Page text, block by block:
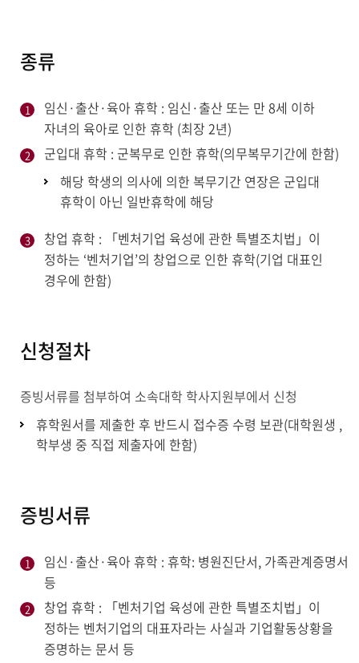
종류
임신·출산·육아 휴학 : 임신·출산 또는 만 8세 이하
자녀의 육아로 인한 휴학 (최장 2년)
군입대 휴학 : 군복무로 인한 휴학(의무복무기간에 한함)
해당 학생의 의사에 의한 복무기간 연장은 군입대
휴학이 아닌 일반휴학에 해당
창업 휴학 : 「벤처기업 육성에 관한 특별조치법」이
정하는 ‘벤처기업’의 창업으로 인한 휴학(기업 대표인
경우에 한함)
신청절차
증빙서류를 첨부하여 소속대학 학사지원부에서 신청
휴학원서를 제출한 후 반드시 접수증 수령 보관(대학원생 ,
학부생 중 직접 제출자에 한함)
증빙서류
임신·출산·육아 휴학 : 휴학: 병원진단서, 가족관계증명서
등
창업 휴학 : 「벤처기업 육성에 관한 특별조치법」이
정하는 벤처기업의 대표자라는 사실과 기업활동상황을
증명하는 문서 등